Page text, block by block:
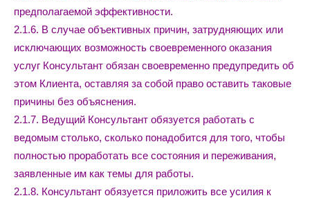
предполагаемой эффективности.
2.1.6. В случае объективных причин, затрудняющих или
исключающих возможность своевременного оказания
услуг Консультант обязан своевременно предупредить об
этом Клиента, оставляя за собой право оставить таковые
причины без объяснения.
2.1.7. Ведущий Консультант обязуется работать с
ведомым столько, сколько понадобится для того, чтобы
полностью проработать все состояния и переживания,
заявленные им как темы для работы.
2.1.8. Консультант обязуется приложить все усилия к